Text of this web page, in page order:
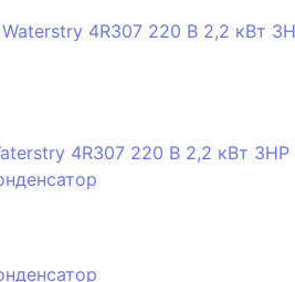
4R307 220 В 2,2 кВт 3HP